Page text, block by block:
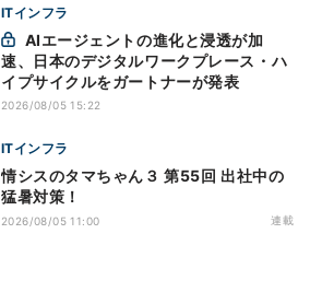
ITインフラ
速、日本のデジタルワークプレース・ハ
イプサイクルをガートナーが発表
2026/08/05 15:22
ITインフラ
情シスのタマちゃん３ 第55回 出社中の
猛暑対策！
2026/08/05 11:00 連載